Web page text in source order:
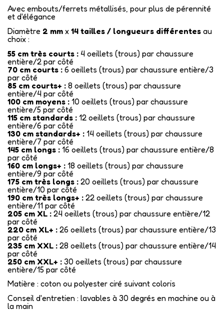
Avec embouts/ferrets métallisés, pour plus de pérennité
et d'élégance
Diamètre 2 mm x 14 tailles / longueurs différentes au
choix :
55 cm très courts : 4 oeillets (trous) par chaussure
entière/2 par côté
70 cm courts : 6 oeillets (trous) par chaussure entière/3
par côté
85 cm courts+ : 8 oeillets (trous) par chaussure
entière/4 par côté
100 cm moyens : 10 oeillets (trous) par chaussure
entière/5 par côté
115 cm standards : 12 oeillets (trous) par chaussure
entière/6 par côté
130 cm standards+ : 14 oeillets (trous) par chaussure
entière/7 par côté
145 cm longs : 16 oeillets (trous) par chaussure entière/8
par côté
160 cm longs+ : 18 oeillets (trous) par chaussure
entière/9 par côté
175 cm très longs : 20 oeillets (trous) par chaussure
entière/10 par côté
190 cm très longs+ : 22 oeillets (trous) par chaussure
entière/11 par côté
205 cm XL : 24 oeillets (trous) par chaussure entière/12
par côté
220 cm XL+ : 26 oeillets (trous) par chaussure entière/13
par côté
235 cm XXL : 28 oeillets (trous) par chaussure entière/14
par côté
250 cm XXL+ : 30 oeillets (trous) par chaussure
entière/15 par côté
Matière : coton ou polyester ciré suivant coloris
Conseil d'entretien : lavables à 30 degrés en machine ou à
la main